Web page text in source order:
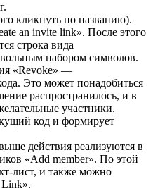
кликнуть по названию).
an invite link». После этого
строка вида
набором символов.
«Revoke» —
Это может понадобиться
распространилось, и в
участники.
код и формирует
действия реализуются в
«Add member». По этой
лист, и также можно
Link».